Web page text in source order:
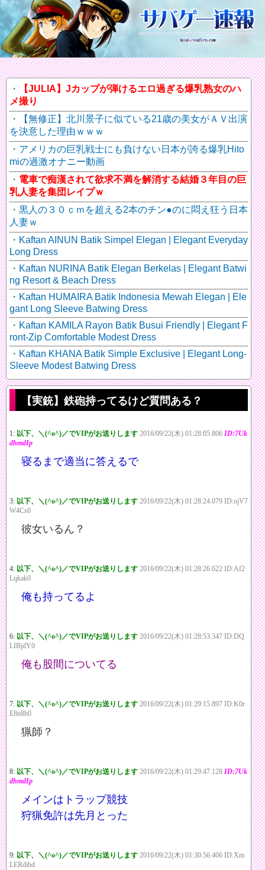
【JULIA】Jカップが弾けるエロ過ぎる爆乳熟女のハ
メ撮り
【無修正】北川景子に似ている21歳の美女がＡＶ出演
を決意した理由ｗｗｗ
アメリカの巨乳戦士にも負けない日本が誇る爆乳Hito
miの過激オナニー動画
電車で痴漢されて欲求不満を解消する結婚３年目の巨
乳人妻を集団レイプｗ
黒人の３０ｃｍを超える2本のチン●のに悶え狂う日本
人妻ｗ
Kaftan AINUN Batik Simpel Elegan | Elegant Everyday
Long Dress
Kaftan NURINA Batik Elegan Berkelas | Elegant Batwi
ng Resort & Beach Dress
Kaftan HUMAIRA Batik Indonesia Mewah Elegan | Ele
gant Long Sleeve Batwing Dress
Kaftan KAMILA Rayon Batik Busui Friendly | Elegant F
ront-Zip Comfortable Modest Dress
Kaftan KHANA Batik Simple Exclusive | Elegant Long-
Sleeve Modest Batwing Dress
【実銃】鉄砲持ってるけど質問ある？
1: 以下、＼(^o^)／でVIPがお送りします 2016/09/22(木) 01:28:05.806 ID:7Uk
dhmdIp
寝るまで適当に答えるで
3: 以下、＼(^o^)／でVIPがお送りします 2016/09/22(木) 01:28:24.079 ID:ojV7
W4Cs0
彼女いるん？
4: 以下、＼(^o^)／でVIPがお送りします 2016/09/22(木) 01:28:26.622 ID:Af2
Lqkak0
俺も持ってるよ
6: 以下、＼(^o^)／でVIPがお送りします 2016/09/22(木) 01:28:53.347 ID:DQ
LIBjdY0
俺も股間についてる
7: 以下、＼(^o^)／でVIPがお送りします 2016/09/22(木) 01:29:15.897 ID:K0r
E8n8h0
猟師？
8: 以下、＼(^o^)／でVIPがお送りします 2016/09/22(木) 01:29:47.128 ID:7Uk
dhmdIp
メインはトラップ競技
狩猟免許は先月とった
9: 以下、＼(^o^)／でVIPがお送りします 2016/09/22(木) 01:30:56.406 ID:Xm
LERdibd